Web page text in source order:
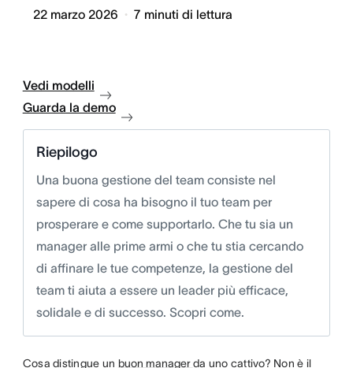
22 marzo 2026 7 minuti di lettura
Vedi modelli
Guarda la demo
Riepilogo
Una buona gestione del team consiste nel
sapere di cosa ha bisogno il tuo team per
prosperare e come supportarlo. Che tu sia un
manager alle prime armi o che tu stia cercando
di affinare le tue competenze, la gestione del
team ti aiuta a essere un leader più efficace,
solidale e di successo. Scopri come.
Cosa distingue un buon managerda uno cattivo? Non è il